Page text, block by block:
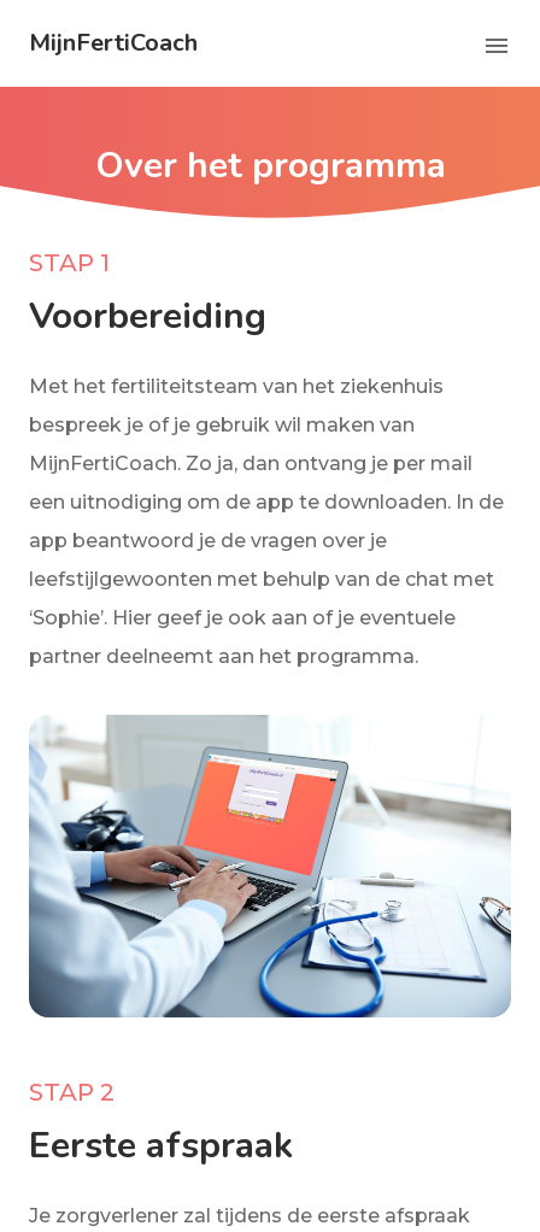
MijnFertiCoach
Over het programma
STAP 1
Voorbereiding
Met het fertiliteitsteam van het ziekenhuis
bespreek je of je gebruik wil maken van
MijnFertiCoach. Zo ja, dan ontvang je per mail
een uitnodiging om de app te downloaden. In de
app beantwoord je de vragen over je
leefstijlgewoonten met behulp van de chat met
‘Sophie’. Hier geef je ook aan of je eventuele
partner deelneemt aan het programma.
STAP 2
Eerste afspraak
Je zorgverlener zal tijdens de eerste afspraak